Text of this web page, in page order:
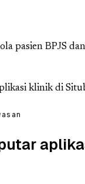
pasien BPJS
klinik di